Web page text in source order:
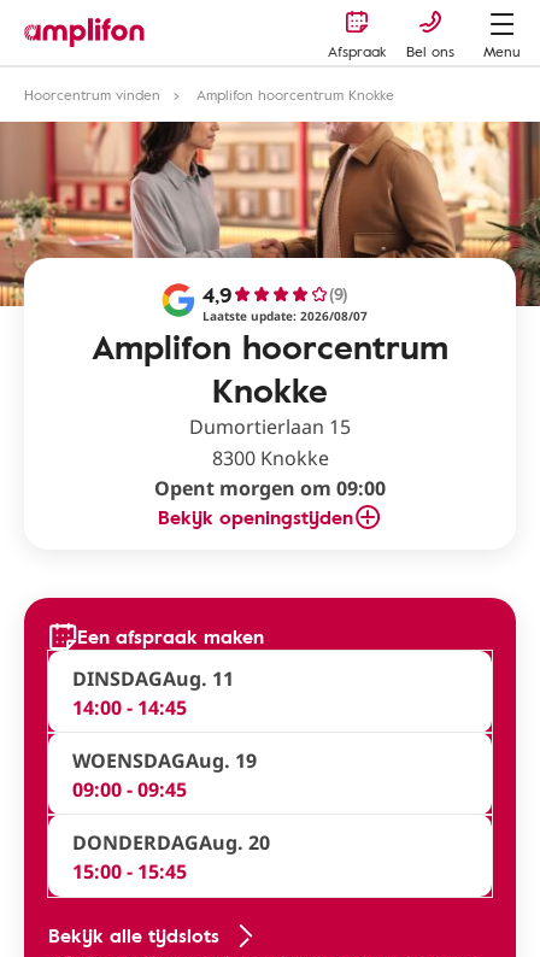
Afspraak Bel ons
Menu
Hoorcentrum vinden
Amplifon hoorcentrum Knokke
Amplifon hoorcentrum
Knokke
4,9 (9)
Laatste update: 2026/08/07
Dumortierlaan 15
8300 Knokke
Opent morgen om 09:00
Bekijk openingstijden
Een afspraak maken
DINSDAGAug. 11
14:00 - 14:45
WOENSDAGAug. 19
09:00 - 09:45
DONDERDAGAug. 20
15:00 - 15:45
Bekijk alle tijdslots